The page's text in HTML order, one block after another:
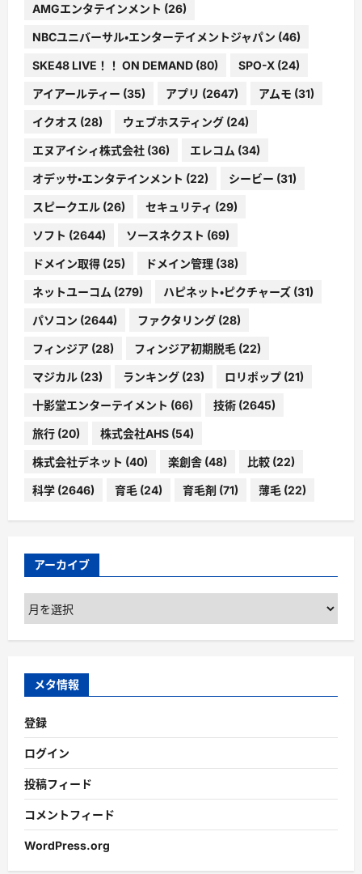
AMGエンタテインメント (26)
NBCユニバーサル・エンターテイメントジャパン (46)
SKE48 LIVE！！ ON DEMAND (80) SPO-X (24)
アイアールティー (35) アプリ (2647) アムモ (31)
イクオス (28) ウェブホスティング (24)
エヌアイシィ株式会社 (36) エレコム (34)
オデッサ・エンタテインメント (22) シービー (31)
スピークエル (26) セキュリティ (29)
ソフト (2644) ソースネクスト (69)
ドメイン取得 (25) ドメイン管理 (38)
ネットユーコム (279) ハピネット・ピクチャーズ (31)
パソコン (2644) ファクタリング (28)
フィンジア (28) フィンジア初期脱毛 (22)
マジカル (23) ランキング (23) ロリポップ (21)
十影堂エンターテイメント (66) 技術 (2645)
旅行 (20) 株式会社AHS (54)
株式会社デネット (40) 楽創舎 (48) 比較 (22)
科学 (2646) 育毛 (24) 育毛剤 (71) 薄毛 (22)
アーカイブ
ア
ー
カ
ブ
メタ情報
登録
ログイン
投稿フィード
コメントフィード
WordPress.org